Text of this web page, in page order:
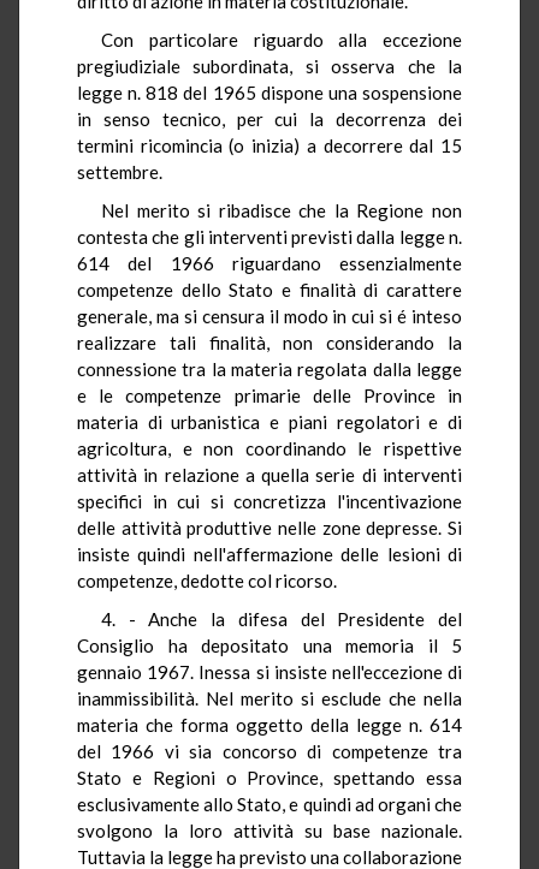
Con particolare riguardo alla eccezione
pregiudiziale subordinata, si osserva che la
legge n. 818 del 1965 dispone una sospensione
in senso tecnico, per cui la decorrenza dei
termini ricomincia (o inizia) a decorrere dal 15
settembre.
Nel merito si ribadisce che la Regione non
contesta che gli interventi previsti dalla legge n.
614 del 1966 riguardano essenzialmente
competenze dello Stato e finalità di carattere
generale, ma si censura il modo in cui si é inteso
realizzare tali finalità, non considerando la
connessione tra la materia regolata dalla legge
e le competenze primarie delle Province in
materia di urbanistica e piani regolatori e di
agricoltura, e non coordinando le rispettive
attività in relazione a quella serie di interventi
specifici in cui si concretizza l'incentivazione
delle attività produttive nelle zone depresse. Si
insiste quindi nell'affermazione delle lesioni di
competenze, dedotte col ricorso.
4. - Anche la difesa del Presidente del
Consiglio ha depositato una memoria il 5
gennaio 1967. Inessa si insiste nell'eccezione di
inammissibilità. Nel merito si esclude che nella
materia che forma oggetto della legge n. 614
del 1966 vi sia concorso di competenze tra
Stato e Regioni o Province, spettando essa
esclusivamente allo Stato, e quindi ad organi che
svolgono la loro attività su base nazionale.
Tuttavia la legge ha previsto una collaborazione